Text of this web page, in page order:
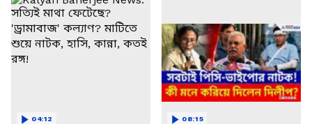
04:12 08:15